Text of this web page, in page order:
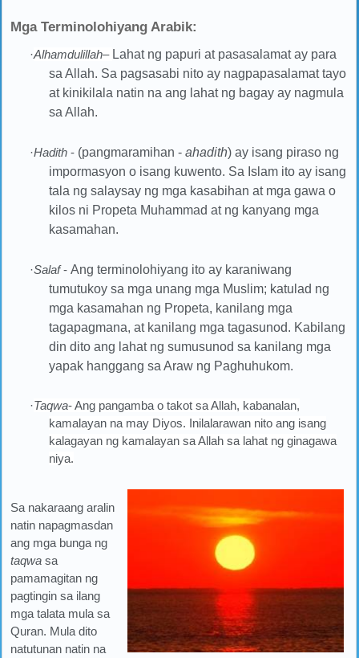
Mga Terminolohiyang Arabik:
·Alhamdulillah– Lahat ng papuri at pasasalamat ay para
sa Allah. Sa pagsasabi nito ay nagpapasalamat tayo
at kinikilala natin na ang lahat ng bagay ay nagmula
sa Allah.
·Hadith - (pangmaramihan - ahadith) ay isang piraso ng
impormasyon o isang kuwento. Sa Islam ito ay isang
tala ng salaysay ng mga kasabihan at mga gawa o
kilos ni Propeta Muhammad at ng kanyang mga
kasamahan.
·Salaf- Ang terminolohiyang ito ay karaniwang
tumutukoy sa mga unang mga Muslim; katulad ng
mga kasamahan ng Propeta, kanilang mga
tagapagmana, at kanilang mga tagasunod. Kabilang
din dito ang lahat ng sumusunod sa kanilang mga
yapak hanggang sa Araw ng Paghuhukom.
·Taqwa- Ang pangamba o takot sa Allah, kabanalan,
kamalayan na may Diyos. Inilalarawan nito ang isang
kalagayan ng kamalayan sa Allah sa lahat ng ginagawa
niya.
Sa nakaraang aralin
natin napagmasdan
ang mga bunga ng
taqwa sa
pamamagitan ng
pagtingin sa ilang
mga talata mula sa
Quran. Mula dito
natutunan natin na